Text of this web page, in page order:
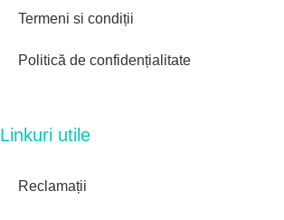
Termeni si condiții
Politică de confidențialitate
Linkuri utile
Reclamații